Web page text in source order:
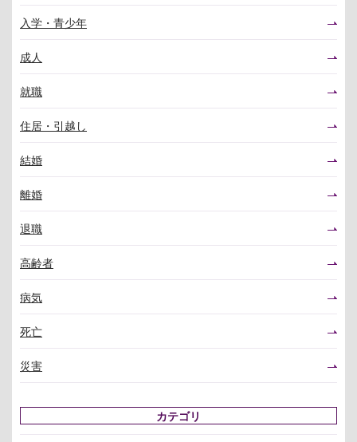
入学・青少年
成人
就職
住居・引越し
結婚
離婚
退職
高齢者
病気
死亡
災害
カテゴリ